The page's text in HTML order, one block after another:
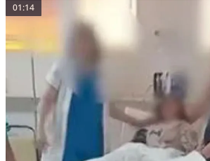
01:14